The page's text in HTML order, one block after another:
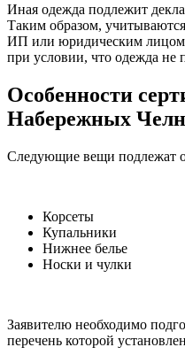
Иная одежда подлежит
Таким образом,
ИП или юридическим лицом
при условии, что одежда не
Особенности
Набережных
Следующие вещи подлежат
Корсеты
Купальники
Нижнее белье
Носки и чулки
Заявителю необходимо
перечень которой